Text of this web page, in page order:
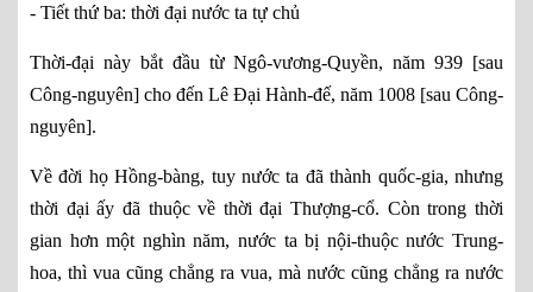
- Tiết thứ ba: thời đại nước ta tự chủ
Thời-đại này bắt đầu từ Ngô-vương-Quyền, năm 939 [sau
Công-nguyên] cho đến Lê Đại Hành-đế, năm 1008 [sau Công-
nguyên].
Về đời họ Hồng-bàng, tuy nước ta đã thành quốc-gia, nhưng
thời đại ấy đã thuộc về thời đại Thượng-cổ. Còn trong thời
gian hơn một nghìn năm, nước ta bị nội-thuộc nước Trung-
hoa, thì vua cũng chẳng ra vua, mà nước cũng chẳng ra nước